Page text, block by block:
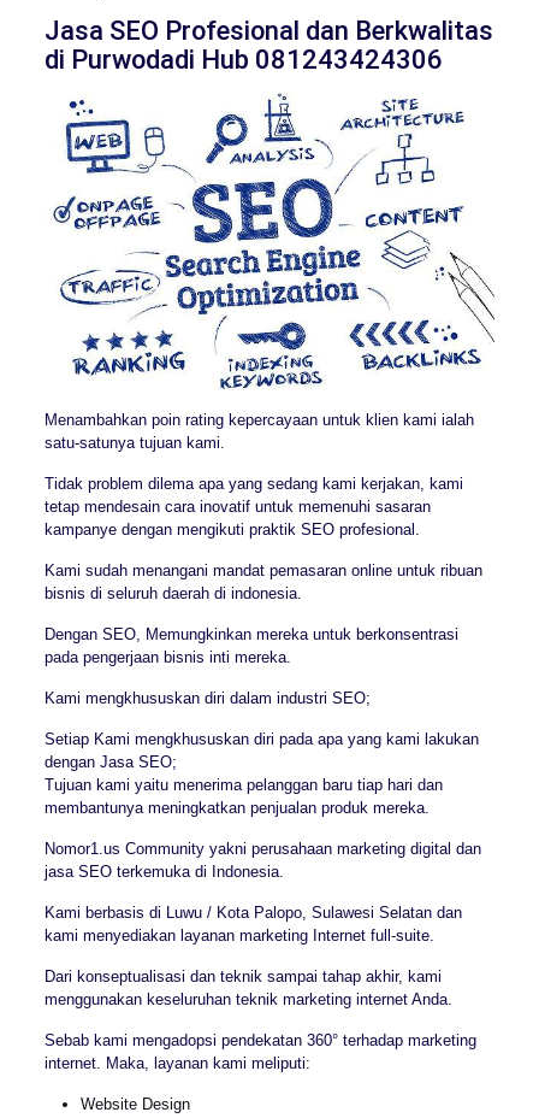
Jasa SEO Profesional dan Berkwalitas
di Purwodadi Hub 081243424306
Menambahkan poin rating kepercayaan untuk klien kami ialah
satu-satunya tujuan kami.
Tidak problem dilema apa yang sedang kami kerjakan, kami
tetap mendesain cara inovatif untuk memenuhi sasaran
kampanye dengan mengikuti praktik SEO profesional.
Kami sudah menangani mandat pemasaran online untuk ribuan
bisnis di seluruh daerah di indonesia.
Dengan SEO, Memungkinkan mereka untuk berkonsentrasi
pada pengerjaan bisnis inti mereka.
Kami mengkhususkan diri dalam industri SEO;
Setiap Kami mengkhususkan diri pada apa yang kami lakukan
dengan Jasa SEO;
Tujuan kami yaitu menerima pelanggan baru tiap hari dan
membantunya meningkatkan penjualan produk mereka.
Nomor1.us Community yakni perusahaan marketing digital dan
jasa SEO terkemuka di Indonesia.
Kami berbasis di Luwu / Kota Palopo, Sulawesi Selatan dan
kami menyediakan layanan marketing Internet full-suite.
Dari konseptualisasi dan teknik sampai tahap akhir, kami
menggunakan keseluruhan teknik marketing internet Anda.
Sebab kami mengadopsi pendekatan 360° terhadap marketing
internet. Maka, layanan kami meliputi:
Website Design